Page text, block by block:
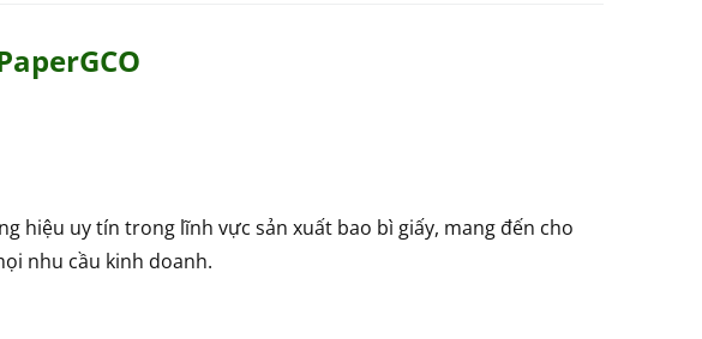
hiệu uy tín trong lĩnh vực sản xuất bao bì giấy, mang đến cho
nhu cầu kinh doanh.